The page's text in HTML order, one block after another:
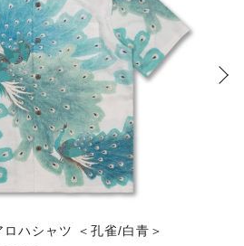
ハシャツ ＜孔雀/白青＞